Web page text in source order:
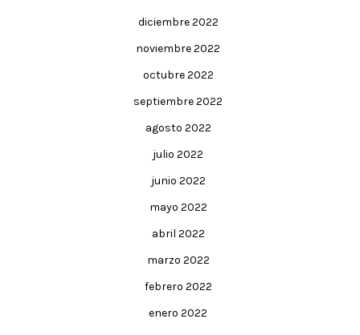
diciembre 2022
noviembre 2022
octubre 2022
septiembre 2022
agosto 2022
julio 2022
junio 2022
mayo 2022
abril 2022
marzo 2022
febrero 2022
enero 2022